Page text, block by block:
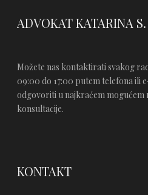
ADVOKAT KATARINA
Možete nas kontaktirati svakog
09:00 do 17:00 putem telefona ili
odgovoriti u najkraćem
konsultacije.
KONTAKT